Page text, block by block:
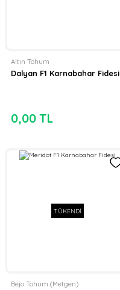
Altın Tohum
Dalyan F1 Karnabahar Fidesi
0,00 TL
TÜKENDİ
Bejo Tohum (Metgen)